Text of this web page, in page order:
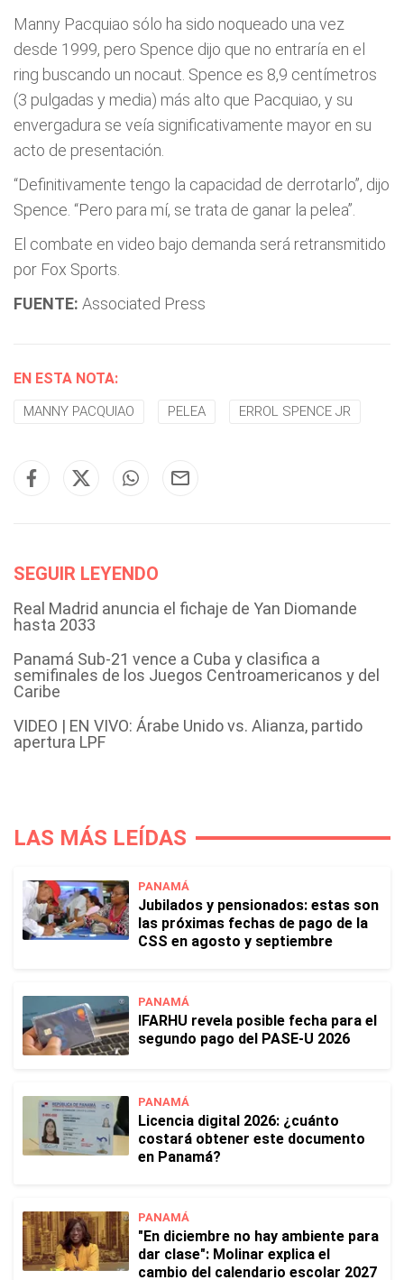
Manny Pacquiao sólo ha sido noqueado una vez
desde 1999, pero Spence dijo que no entraría en el
ring buscando un nocaut. Spence es 8,9 centímetros
(3 pulgadas y media) más alto que Pacquiao, y su
envergadura se veía significativamente mayor en su
acto de presentación.
“Definitivamente tengo la capacidad de derrotarlo”, dijo
Spence. “Pero para mí, se trata de ganar la pelea”.
El combate en video bajo demanda será retransmitido
por Fox Sports.
FUENTE: Associated Press
EN ESTA NOTA:
MANNY PACQUIAO PELEA ERROL SPENCE JR
SEGUIR LEYENDO
Real Madrid anuncia el fichaje de Yan Diomande
hasta 2033
Panamá Sub-21 vence a Cuba y clasifica a
semifinales de los Juegos Centroamericanos y del
Caribe
VIDEO | EN VIVO: Árabe Unido vs. Alianza, partido
apertura LPF
LAS MÁS LEÍDAS
PANAMÁ
Jubilados y pensionados: estas son
las próximas fechas de pago de la
CSS en agosto y septiembre
PANAMÁ
IFARHU revela posible fecha para el
segundo pago del PASE-U 2026
PANAMÁ
Licencia digital 2026: ¿cuánto
costará obtener este documento
en Panamá?
PANAMÁ
"En diciembre no hay ambiente para
dar clase": Molinar explica el
cambio del calendario escolar 2027